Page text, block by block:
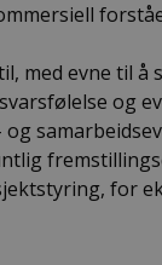
med evne til
og
for